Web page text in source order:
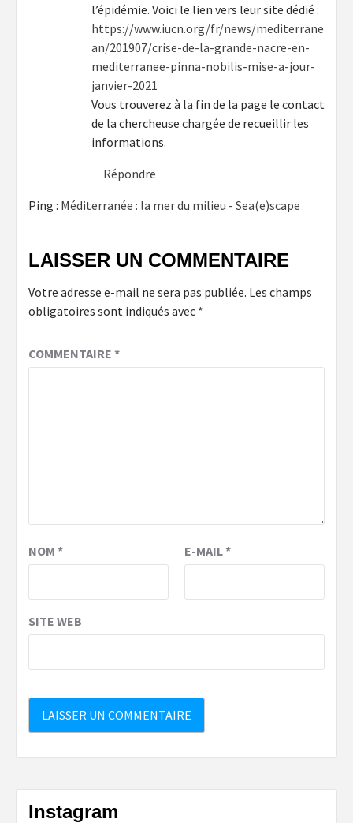
l’épidémie. Voici le lien vers leur site dédié :
https://www.iucn.org/fr/news/mediterrane
an/201907/crise-de-la-grande-nacre-en-
mediterranee-pinna-nobilis-mise-a-jour-
janvier-2021
Vous trouverez à la fin de la page le contact
de la chercheuse chargée de recueillir les
informations.
Répondre
Ping : Méditerranée : la mer du milieu - Sea(e)scape
LAISSER UN COMMENTAIRE
Votre adresse e-mail ne sera pas publiée. Les champs
obligatoires sont indiqués avec *
COMMENTAIRE *
NOM * E-MAIL*
SITE WEB
Instagram